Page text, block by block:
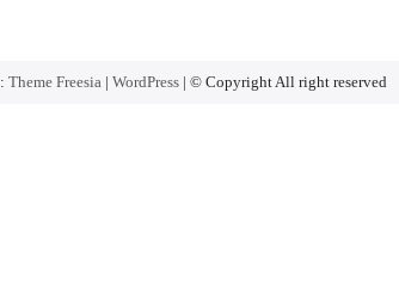
Theme Freesia| WordPress| © Copyright All right reserved